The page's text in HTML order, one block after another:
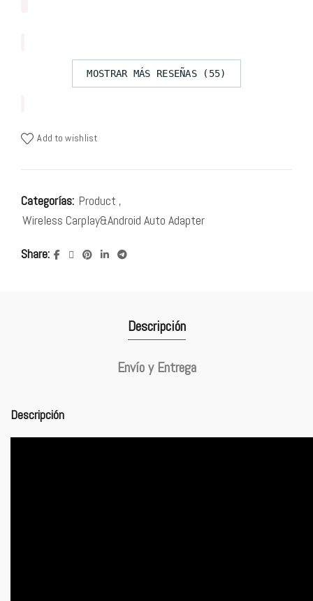
MOSTRAR MÁS RESEÑAS (55)
Add to wishlist
Categorías: Product ,
Wireless Carplay&Android Auto Adapter
Share
Descripción
Envío y Entrega
Descripción